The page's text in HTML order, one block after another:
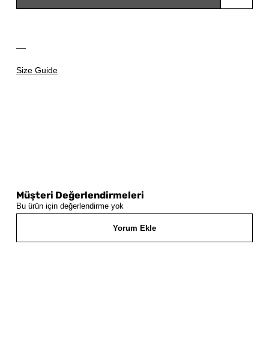
Size Guide
Müşteri Değerlendirmeleri
Bu ürün için değerlendirme yok
Yorum Ekle